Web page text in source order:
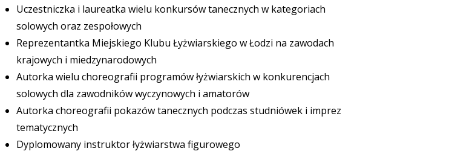
Uczestniczka i laureatka wielu konkursów tanecznych w kategoriach
solowych oraz zespołowych
Reprezentantka Miejskiego Klubu Łyżwiarskiego w Łodzi na zawodach
krajowych i miedzynarodowych
Autorka wielu choreografii programów łyżwiarskich w konkurencjach
solowych dla zawodników wyczynowych i amatorów
Autorka choreografii pokazów tanecznych podczas studniówek i imprez
tematycznych
Dyplomowany instruktor łyżwiarstwa figurowego